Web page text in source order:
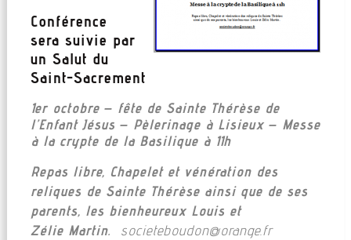
Conférence
sera suivie par
un Salut du
Saint-Sacrement
1er octobre – fête de Sainte Thérèse de
l’Enfant Jésus – Pèlerinage à Lisieux – Messe
à la crypte de la Basilique à 11h
Repas libre, Chapelet et vénération des
reliques de Sainte Thérèse ainsi que de ses
parents, les bienheureux Louis et
Zélie Martin. rf.egnaro
@noduobeteicos